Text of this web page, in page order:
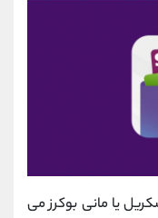
یا مانی بوکرز می